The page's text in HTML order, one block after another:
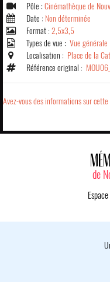
Pôle : Cinémathèque de
Date : Non déterminée
Format : 2,5x3,5
Types de vue : Vue générale
Localisation : Place de la
Référence original :
Avez-vous des informations sur
de